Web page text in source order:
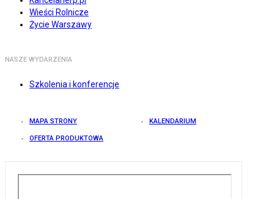
Wieści Rolnicze
Życie Warszawy
NASZE WYDARZENIA
Szkolenia i konferencje
MAPA STRONY KALENDARIUM
OFERTA PRODUKTOWA